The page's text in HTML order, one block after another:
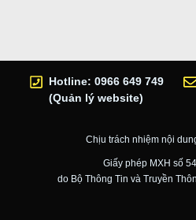
Hotline: 0966 649 749
(Quản lý website)
Chịu trách nhiệm nội
Giấy phép MXH số
do Bộ Thông Tin và Truyền